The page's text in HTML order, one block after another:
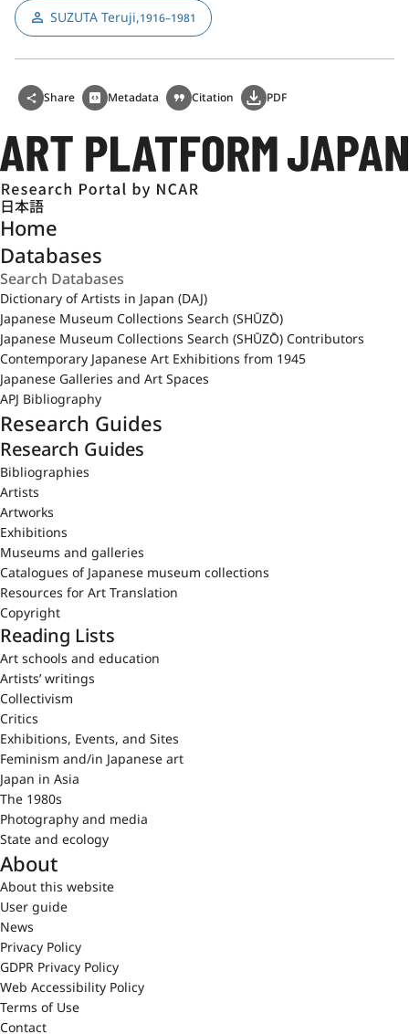
SUZUTA Teruji,1916–1981
Share Metadata Citation PDF
日本語
Home
Databases
Dictionary of Artists in Japan (DAJ)
Japanese Museum Collections Search (SHŪZŌ)
Japanese Museum Collections Search (SHŪZŌ) Contributors
Contemporary Japanese Art Exhibitions from 1945
Japanese Galleries and Art Spaces
APJ Bibliography
Research Guides
Research Guides
Bibliographies
Artists
Artworks
Exhibitions
Museums and galleries
Catalogues of Japanese museum collections
Resources for Art Translation
Copyright
Reading Lists
Art schools and education
Artists’ writings
Collectivism
Critics
Exhibitions, Events, and Sites
Feminism and/in Japanese art
Japan in Asia
The 1980s
Photography and media
State and ecology
About
About this website
User guide
News
Privacy Policy
GDPR Privacy Policy
Web Accessibility Policy
Terms of Use
Contact